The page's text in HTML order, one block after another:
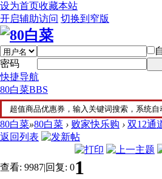
设为首页收藏本站
开启辅助访问 切换到窄版
密码
快捷导航
80白菜BBS
80白菜»80白菜 › 败家快乐购 › 双12通
返回列表
查看: 9987|回复: 01